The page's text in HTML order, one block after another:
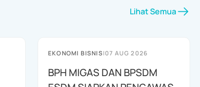
Lihat Semua
EKONOMI BISNIS|07 AUG 2026
BPH MIGAS DAN BPSDM